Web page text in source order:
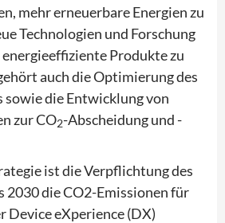
mehr erneuerbare Energien zu
Technologien und Forschung
Produkte zu
auch die Optimierung des
sowie die Entwicklung von
zur CO2-Abscheidung und -
ist die Verpflichtung des
2030 die CO2-Emissionen für
eXperience (DX)